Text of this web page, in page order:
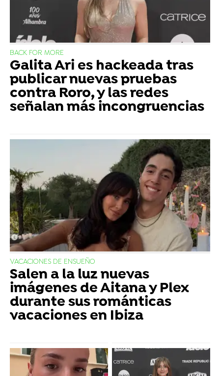
BACK FOR MORE
Galita Ari es hackeada tras
publicar nuevas pruebas
contra Roro, y las redes
señalan más incongruencias
VACACIONES DE ENSUEÑO
Salen a la luz nuevas
imágenes de Aitana y Plex
durante sus románticas
vacaciones en Ibiza